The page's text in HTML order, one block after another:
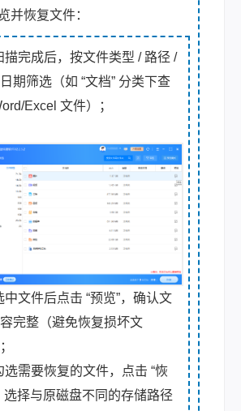
并恢复文件：
描完成后，按文件类型 / 路径 /
期筛选（如 “文档” 分类下查
Excel 文件）；
中文件后点击 “预览”，确认文
完整（避免恢复损坏文
选需要恢复的文件，点击 “恢
选择与原磁盘不同的存储路径